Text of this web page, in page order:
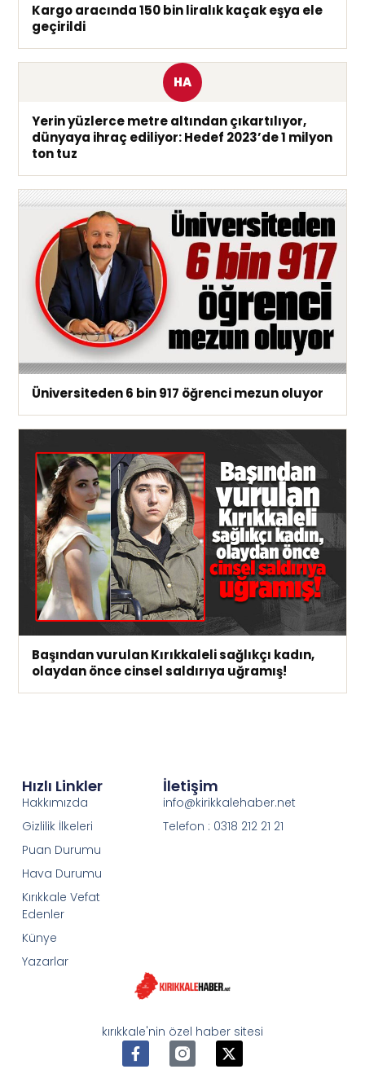
Kargo aracında 150 bin liralık kaçak eşya ele
geçirildi
HA
Yerin yüzlerce metre altından çıkartılıyor,
dünyaya ihraç ediliyor: Hedef 2023’de 1 milyon
ton tuz
Üniversiteden 6 bin 917 öğrenci mezun oluyor
Başından vurulan Kırıkkaleli sağlıkçı kadın,
olaydan önce cinsel saldırıya uğramış!
kırıkkale'nin özel haber sitesi
Hızlı Linkler
Hakkımızda
Gizlilik İlkeleri
Puan Durumu
Hava Durumu
Kırıkkale Vefat
Edenler
Künye
Yazarlar
İletişim
info@kirikkalehaber.net
Telefon : 0318 212 21 21